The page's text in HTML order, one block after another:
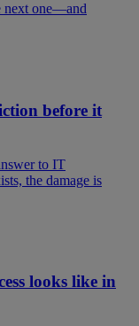
next one—and
before it
to IT
the damage is
looks like in